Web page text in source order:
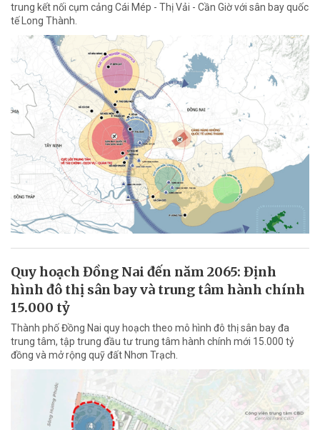
trung kết nối cụm cảng Cái Mép - Thị Vải - Cần Giờ với sân bay quốc
tế Long Thành.
Quy hoạch Đồng Nai đến năm 2065: Định
hình đô thị sân bay và trung tâm hành chính
15.000 tỷ
Thành phố Đồng Nai quy hoạch theo mô hình đô thị sân bay đa
trung tâm, tập trung đầu tư trung tâm hành chính mới 15.000 tỷ
đồng và mở rộng quỹ đất Nhơn Trạch.